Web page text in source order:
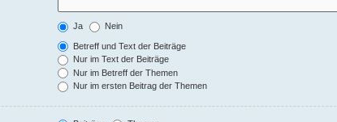
Ja Nein
Betreff und Text der Beiträge
Nur im Text der Beiträge
Nur im Betreff der Themen
Nur im ersten Beitrag der Themen